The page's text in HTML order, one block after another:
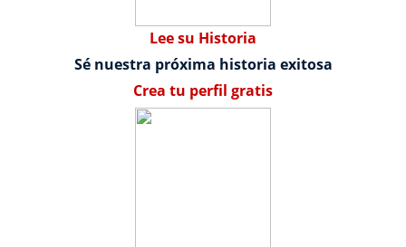
Lee su Historia
Sé nuestra próxima historia exitosa
Crea tu perfil gratis